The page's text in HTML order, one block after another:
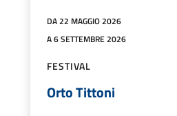
DA 22 MAGGIO 2026
A 6 SETTEMBRE 2026
FESTIVAL
Orto Tittoni